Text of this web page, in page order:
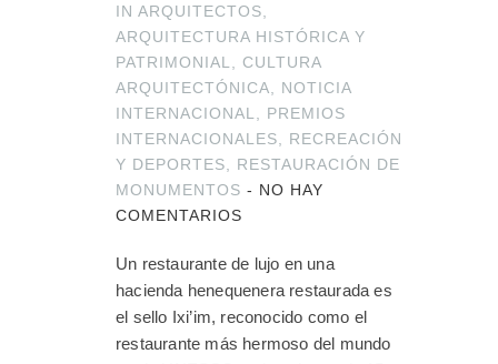
IN ARQUITECTOS
ARQUITECTURA HISTÓRICA Y
PATRIMONIAL
CULTURA
ARQUITECTÓNICA
NOTICIA
INTERNACIONAL
PREMIOS
INTERNACIONALES
RECREACIÓN
Y DEPORTES
RESTAURACIÓN DE
MONUMENTOS - NO HAY
COMENTARIOS
Un restaurante de lujo en una
hacienda henequenera restaurada es
el sello Ixi’im, reconocido como el
restaurante más hermoso del mundo